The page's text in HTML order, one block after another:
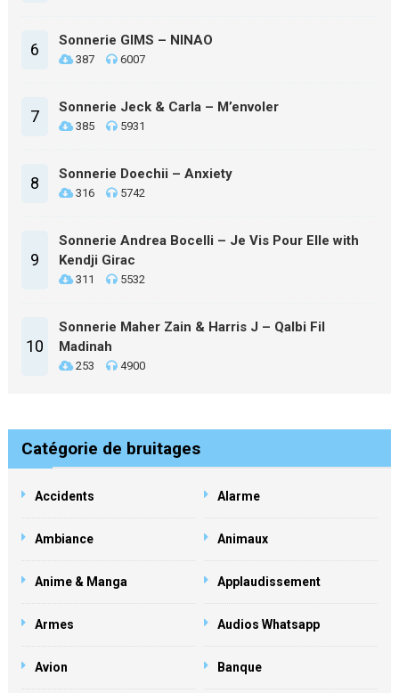
6 Sonnerie GIMS – NINAO
387 6007
7 Sonnerie Jeck & Carla – M’envoler
385 5931
8 Sonnerie Doechii – Anxiety
316 5742
9
Sonnerie Andrea Bocelli – Je Vis Pour Elle with
Kendji Girac
311 5532
10
Sonnerie Maher Zain & Harris J – Qalbi Fil
Madinah
253 4900
Catégorie de bruitages
Accidents Alarme
Ambiance Animaux
Anime & Manga Applaudissement
Armes Audios Whatsapp
Avion Banque